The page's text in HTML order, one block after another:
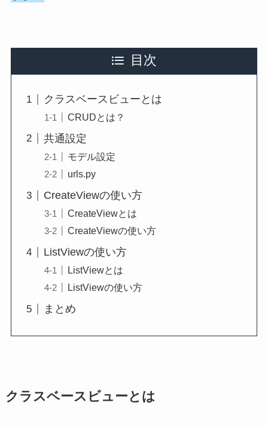
目次
クラスベースビューとは
CRUDとは？
共通設定
モデル設定
urls.py
CreateViewの使い方
CreateViewとは
CreateViewの使い方
ListViewの使い方
ListViewとは
ListViewの使い方
まとめ
クラスベースビューとは